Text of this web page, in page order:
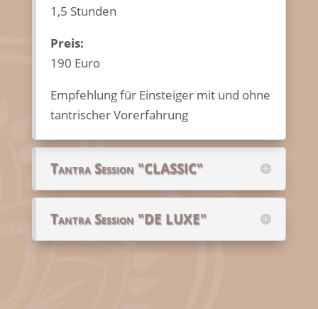
1,5 Stunden
Preis:
190 Euro
Empfehlung für Einsteiger mit und ohne
tantrischer Vorerfahrung
Tantra Session "CLASSIC"
Tantra Session "DE LUXE"